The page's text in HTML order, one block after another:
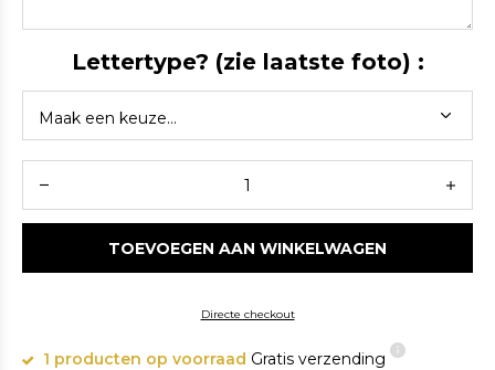
Lettertype? (zie laatste foto) :
TOEVOEGEN AAN WINKELWAGEN
Directe checkout
1 producten op voorraad Gratis verzending